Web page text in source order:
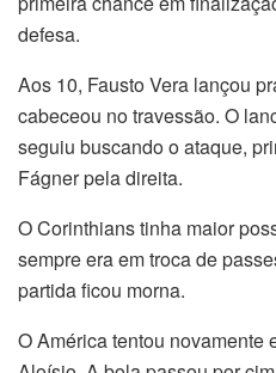
defesa.
Aos 10, Fausto Vera lançou
cabeceou no travessão. O
seguiu buscando o ataque,
Fágner pela direita.
O Corinthians tinha maior
sempre era em troca de
partida ficou morna.
O América tentou novamente